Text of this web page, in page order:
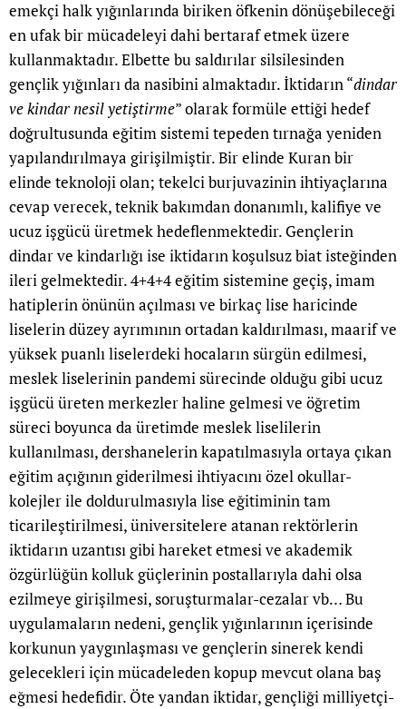
emekçi halk yığınlarında biriken öfkenin dönüşebileceği
en ufak bir mücadeleyi dahi bertaraf etmek üzere
kullanmaktadır. Elbette bu saldırılar silsilesinden
gençlik yığınları da nasibini almaktadır. İktidarın “dindar
ve kindar nesil yetiştirme” olarak formüle ettiği hedef
doğrultusunda eğitim sistemi tepeden tırnağa yeniden
yapılandırılmaya girişilmiştir. Bir elinde Kuran bir
elinde teknoloji olan; tekelci burjuvazinin ihtiyaçlarına
cevap verecek, teknik bakımdan donanımlı, kalifiye ve
ucuz işgücü üretmek hedeflenmektedir. Gençlerin
dindar ve kindarlığı ise iktidarın koşulsuz biat isteğinden
ileri gelmektedir. 4+4+4 eğitim sistemine geçiş, imam
hatiplerin önünün açılması ve birkaç lise haricinde
liselerin düzey ayrımının ortadan kaldırılması, maarif ve
yüksek puanlı liselerdeki hocaların sürgün edilmesi,
meslek liselerinin pandemi sürecinde olduğu gibi ucuz
işgücü üreten merkezler haline gelmesi ve öğretim
süreci boyunca da üretimde meslek liselilerin
kullanılması, dershanelerin kapatılmasıyla ortaya çıkan
eğitim açığının giderilmesi ihtiyacını özel okullar-
kolejler ile doldurulmasıyla lise eğitiminin tam
ticarileştirilmesi, üniversitelere atanan rektörlerin
iktidarın uzantısı gibi hareket etmesi ve akademik
özgürlüğün kolluk güçlerinin postallarıyla dahi olsa
ezilmeye girişilmesi, soruşturmalar-cezalar vb… Bu
uygulamaların nedeni, gençlik yığınlarının içerisinde
korkunun yaygınlaşması ve gençlerin sinerek kendi
gelecekleri için mücadeleden kopup mevcut olana baş
eğmesi hedefidir. Öte yandan iktidar, gençliği milliyetçi-